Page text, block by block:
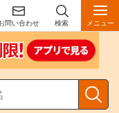
問い合わせ 検索 メニュー